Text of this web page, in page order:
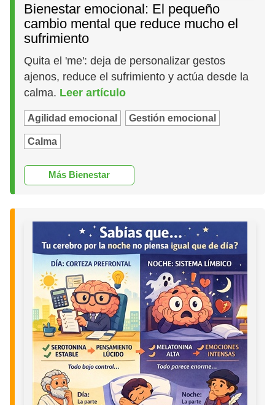
Bienestar emocional: El pequeño
cambio mental que reduce mucho el
sufrimiento
Quita el 'me': deja de personalizar gestos
ajenos, reduce el sufrimiento y actúa desde la
calma. Leer artículo
Agilidad emocional Gestión emocional
Calma
Más Bienestar